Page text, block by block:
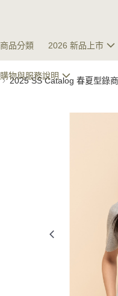
商品分類 2026 新品上市
購物與服務說明
2025 SS Catalog 春夏型錄